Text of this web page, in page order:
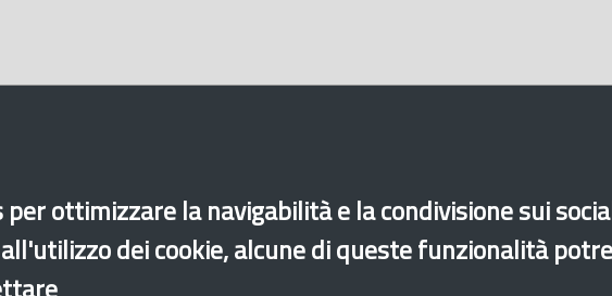
ottimizzare la navigabilità e la condivisione sui
dei cookie, alcune di queste funzionalità